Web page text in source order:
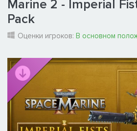
Marine 2 - Imperial
Pack
Оценки игроков: В основном